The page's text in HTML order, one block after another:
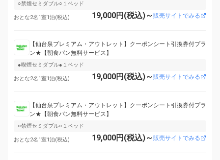
○禁煙セミダブル○１ベッド
おとな2名1室1泊(税込) 19,000円(税込)～販売サイトでみる
【仙台泉プレミアム・アウトレット】クーポンシート引換券付プラ
ン★【朝食パン無料サービス】
●喫煙セミダブル●１ベッド
おとな2名1室1泊(税込) 19,000円(税込)～販売サイトでみる
【仙台泉プレミアム・アウトレット】クーポンシート引換券付プラ
ン★【朝食パン無料サービス】
○禁煙セミダブル○１ベッド
おとな2名1室1泊(税込) 19,000円(税込)～販売サイトでみる